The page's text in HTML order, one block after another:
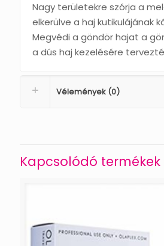
Nagy területekre szórja a
elkerülve a haj kutikulájának
Megvédi a göndör hajat a
a dús haj kezelésére
Vélemények (0)
Kapcsolódó termékek